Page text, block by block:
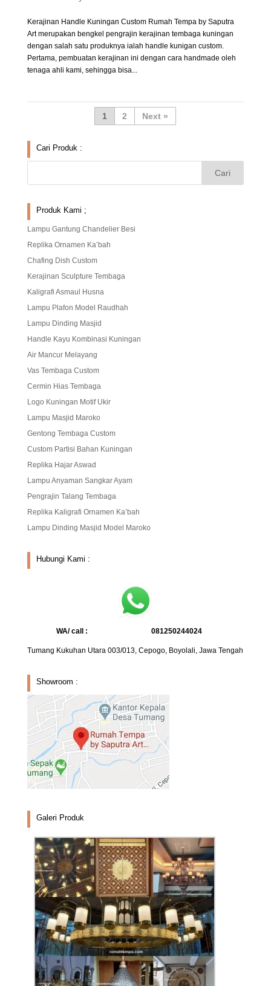
Kerajinan Handle Kuningan Custom Rumah Tempa by Saputra
Art merupakan bengkel pengrajin kerajinan tembaga kuningan
dengan salah satu produknya ialah handle kunigan custom.
Pertama, pembuatan kerajinan ini dengan cara handmade oleh
tenaga ahli kami, sehingga bisa...
1 2 »
Cari Produk :
Produk Kami ;
Lampu Gantung Chandelier Besi
Replika Ornamen Ka’bah
Chafing Dish Custom
Kerajinan Sculpture Tembaga
Kaligrafi Asmaul Husna
Lampu Plafon Model Raudhah
Lampu Dinding Masjid
Handle Kayu Kombinasi Kuningan
Air Mancur Melayang
Vas Tembaga Custom
Cermin Hias Tembaga
Logo Kuningan Motif Ukir
Lampu Masjid Maroko
Gentong Tembaga Custom
Custom Partisi Bahan Kuningan
Replika Hajar Aswad
Lampu Anyaman Sangkar Ayam
Pengrajin Talang Tembaga
Replika Kaligrafi Ornamen Ka’bah
Lampu Dinding Masjid Model Maroko
Hubungi Kami :
WA/ call : 081250244024
Tumang Kukuhan Utara 003/013, Cepogo, Boyolali, Jawa Tengah
Showroom :
Galeri Produk